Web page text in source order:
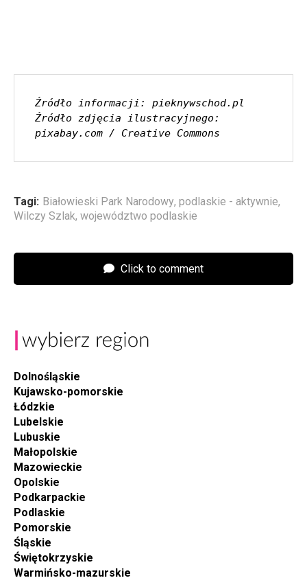
Źródło informacji: pieknywschod.pl
Źródło zdjęcia ilustracyjnego:
pixabay.com / Creative Commons
Tagi: Białowieski Park Narodowy, podlaskie - aktywnie,
Wilczy Szlak, województwo podlaskie
Click to comment
Dolnośląskie
Kujawsko-pomorskie
Łódzkie
Lubelskie
Lubuskie
Małopolskie
Mazowieckie
Opolskie
Podkarpackie
Podlaskie
Pomorskie
Śląskie
Świętokrzyskie
Warmińsko-mazurskie